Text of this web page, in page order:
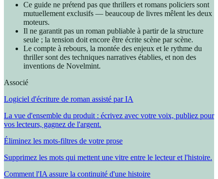
Ce guide ne prétend pas que thrillers et romans policiers sont
mutuellement exclusifs — beaucoup de livres mêlent les deux
moteurs.
Il ne garantit pas un roman publiable à partir de la structure
seule ; la tension doit encore être écrite scène par scène.
Le compte à rebours, la montée des enjeux et le rythme du
thriller sont des techniques narratives établies, et non des
inventions de Novelmint.
Associé
Logiciel d'écriture de roman assisté par IA
La vue d'ensemble du produit : écrivez avec votre voix, publiez pour
vos lecteurs, gagnez de l'argent.
Éliminez les mots-filtres de votre prose
Supprimez les mots qui mettent une vitre entre le lecteur et l'histoire.
Comment l'IA assure la continuité d'une histoire